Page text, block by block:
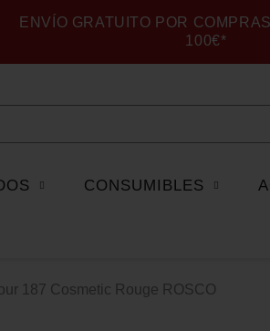
ENVÍO GRATUITO POR
100€*
CONSUMIBLES
187 Cosmetic Rouge ROSCO